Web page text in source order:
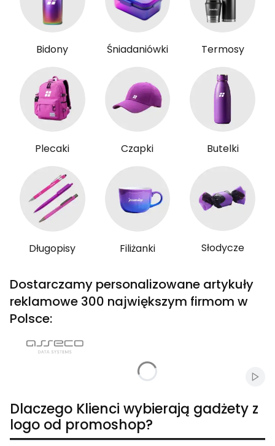
Bidony Śniadaniówki Termosy
Plecaki Czapki Butelki
Długopisy Filiżanki Słodycze
Dostarczamy personalizowane artykuły
reklamowe 300 największym firmom w
Polsce:
Dlaczego Klienci wybierają gadżety z
logo od promoshop?